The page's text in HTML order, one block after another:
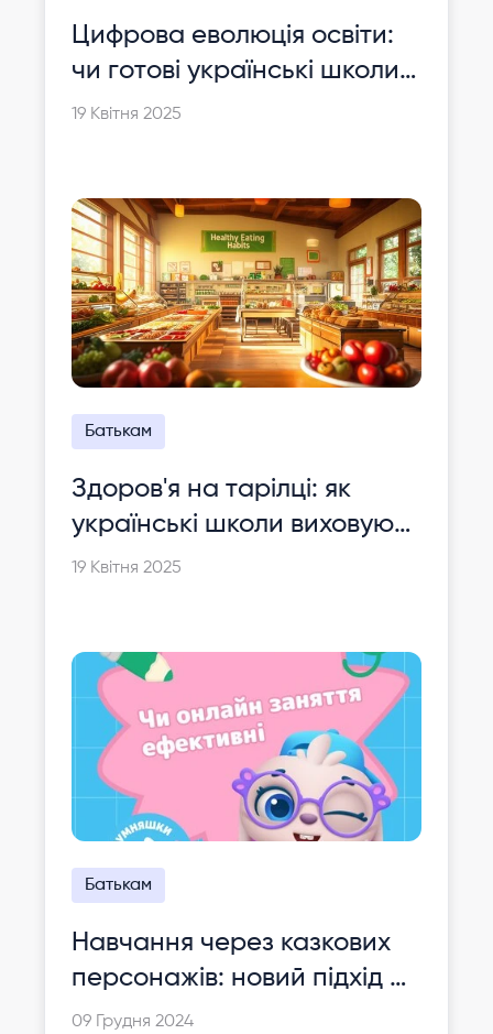
Цифрова еволюція освіти:
чи готові українські школи
ділитися своїми ноу-хау?
19 Квітня 2025
Батькам
Здоров'я на тарілці: як
українські школи виховують
культуру харчування
19 Квітня 2025
Батькам
Навчання через казкових
персонажів: новий підхід до
розвитку дітей 2–8 років
09 Грудня 2024